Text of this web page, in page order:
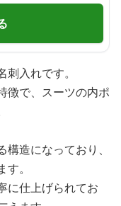
入れです。
徴で、スーツの内ポ
造になっており、
。
に仕上げられてお